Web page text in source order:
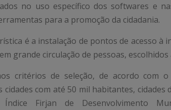
no uso específico dos softwares e
para a promoção da cidadania.
é a instalação de pontos de acesso
grande circulação de pessoas,
critérios de seleção, de acordo com
cidades com até 50 mil habitantes,
Firjan de Desenvolvimento